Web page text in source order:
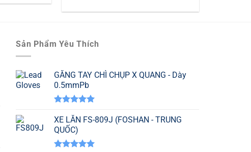
Sản Phẩm Yêu Thích
GĂNG TAY CHÌ CHỤP X QUANG - Dày
0.5mmPb
hạng5.00
5 sao
XE LĂN FS-809J (FOSHAN - TRUNG
QUỐC)